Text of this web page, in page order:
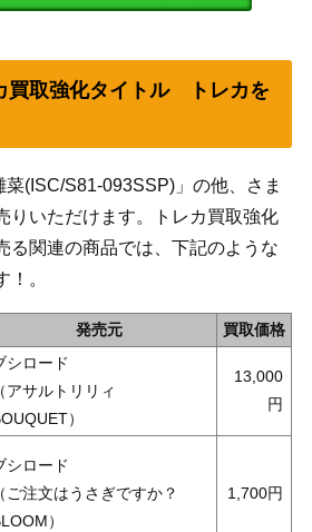
買取強化タイトル トレカを
菜(ISC/S81-093SSP)」の他、さま
りいただけます。トレカ買取強化
関連の商品では、下記のような
！。
発売元
買取価格
シロード
（アサルトリリィ
）
13,000
シロード
（ご注文はうさぎですか？
）
1,700